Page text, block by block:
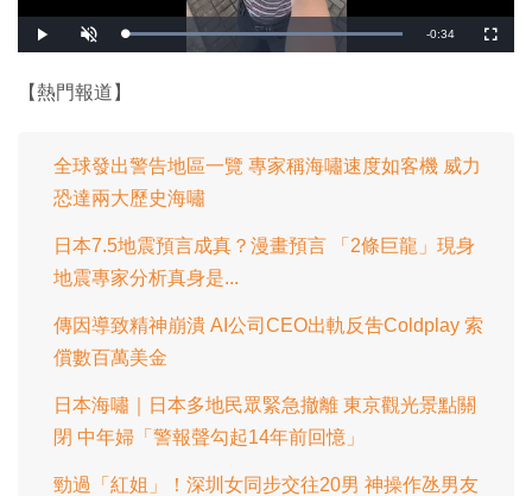
播
放
開
啟
載
入
0
%
剩
-0:34
全
螢
【熱門報道】
全球發出警告地區一覽 專家稱海嘯速度如客機 威力
恐達兩大歷史海嘯
日本7.5地震預言成真？漫畫預言 「2條巨龍」現身
地震專家分析真身是...
傳因導致精神崩潰 AI公司CEO出軌反吿Coldplay 索
償數百萬美金
日本海嘯｜日本多地民眾緊急撤離 東京觀光景點關
閉 中年婦「警報聲勾起14年前回憶」
勁過「紅姐」！深圳女同步交往20男 神操作氹男友